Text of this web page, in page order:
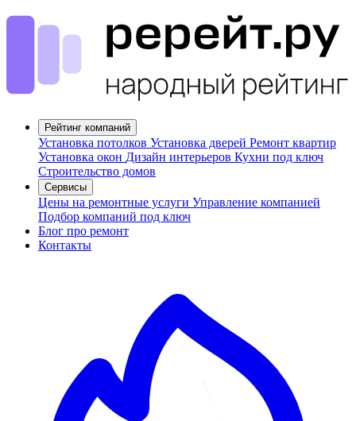
Рейтинг компаний
Установка потолков Установка дверей Ремонт квартир
Установка окон Дизайн интерьеров Кухни под ключ
Строительство домов
Сервисы
Цены на ремонтные услуги Управление компанией
Подбор компаний под ключ
Блог про ремонт
Контакты